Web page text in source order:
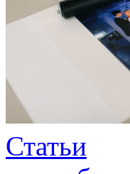
Статьи